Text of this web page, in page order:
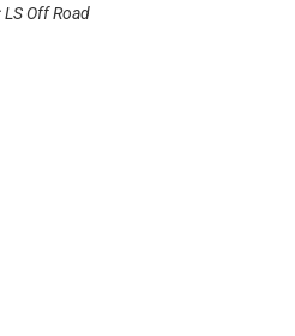
LS Off Road